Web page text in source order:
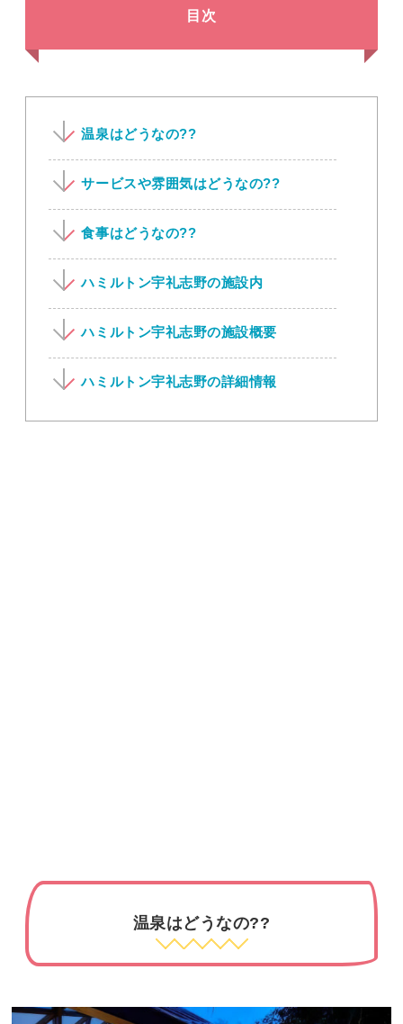
目次
温泉はどうなの??
サービスや雰囲気はどうなの??
食事はどうなの??
ハミルトン宇礼志野の施設内
ハミルトン宇礼志野の施設概要
ハミルトン宇礼志野の詳細情報
温泉はどうなの??